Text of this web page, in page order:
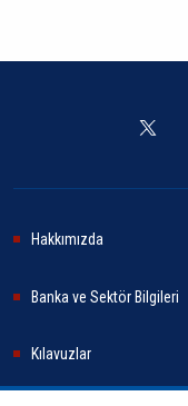
Hakkımızda
Banka ve Sektör Bilgileri
Kılavuzlar